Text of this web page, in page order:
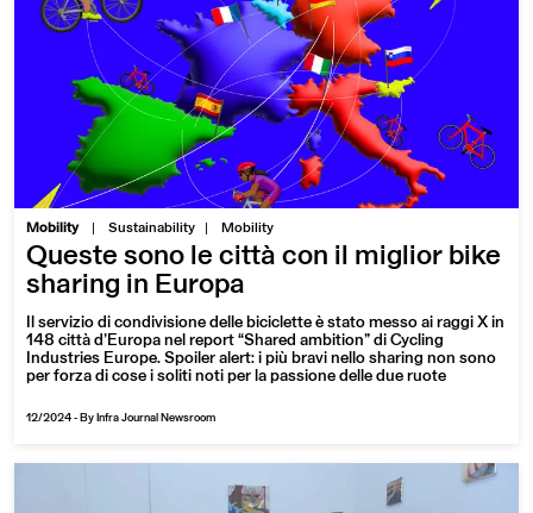
Mobility | Sustainability Mobility
Queste sono le città con il miglior bike
sharing in Europa
Il servizio di condivisione delle biciclette è stato messo ai raggi X in
148 città d’Europa nel report “Shared ambition” di Cycling
Industries Europe. Spoiler alert: i più bravi nello sharing non sono
per forza di cose i soliti noti per la passione delle due ruote
12/2024 - By Infra Journal Newsroom